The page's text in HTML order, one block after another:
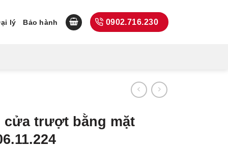
lý Bảo hành 0902.716.230
cửa trượt bằng mặt